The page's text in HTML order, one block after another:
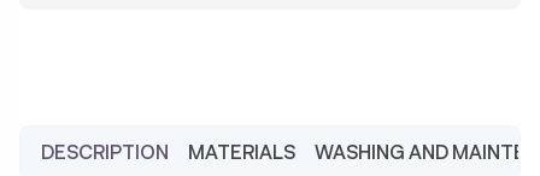
DESCRIPTION MATERIALS WASHING AND